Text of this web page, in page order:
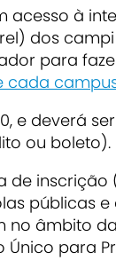
acesso à
dos campi
para
cada
e deverá
ou boleto).
de
públicas
no âmbito
para